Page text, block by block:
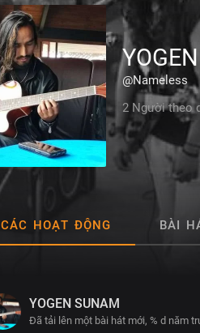
@Nameless
2 Người theo
CÁC HOẠT ĐỘNG BÀI
YOGEN SUNAM
Đã tải lên một bài hát mới, % d năm